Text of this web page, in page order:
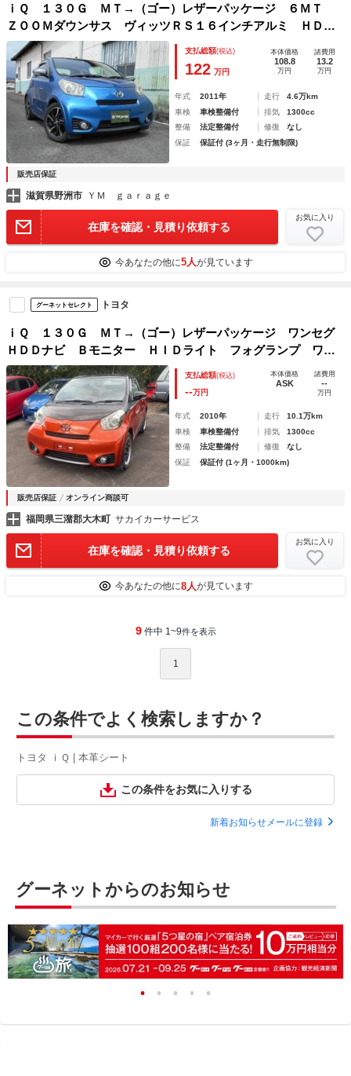
ｉＱ １３０Ｇ ＭＴ→（ゴー）レザーパッケージ ６ＭＴ
ＺＯＯＭダウンサス ヴィッツＲＳ１６インチアルミ ＨＤＤ
ナビ・フルセグＴＶ バックカメラ ブルーツゥース ＥＴ
Ｃ ＨＩＤ キーレス
支払総額(税込)
122 万円
本体価格
108.8
万円
諸費用
13.2
万円
年式 2011年 走行
4.6万km
車検
車検整備付 排気
1300cc
整備
法定整備付 修復
なし
保証
保証付 (3ヶ月・走行無制限)
販売店保証
滋賀県野洲市 ＹＭ ｇａｒａｇｅ
在庫を確認・見積り依頼する
お気に入り
今あなたの他に5人が見ています
グーネットセレクト トヨタ
ｉＱ １３０Ｇ ＭＴ→（ゴー）レザーパッケージ ワンセグ
ＨＤＤナビ Ｂモニター ＨＩＤライト フォグランプ ワー
クＲＳ１６インチアルミホイール ＥＴＣ Ｄ席助手席レカロ
シート ミラーウィンカー
支払総額(税込)
--万円
本体価格
ASK
諸費用
--
万円
年式 2010年 走行
10.1万km
車検
車検整備付 排気
1300cc
整備
法定整備付 修復
なし
保証
保証付 (1ヶ月・1000km)
販売店保証 オンライン商談可
福岡県三潴郡大木町 サカイカーサービス
在庫を確認・見積り依頼する
お気に入り
今あなたの他に8人が見ています
9 件中 1~9件を表示
1
この条件でよく検索しますか？
トヨタ ｉＱ | 本革シート
この条件をお気に入りする
新着お知らせメールに登録
グーネットからのお知らせ